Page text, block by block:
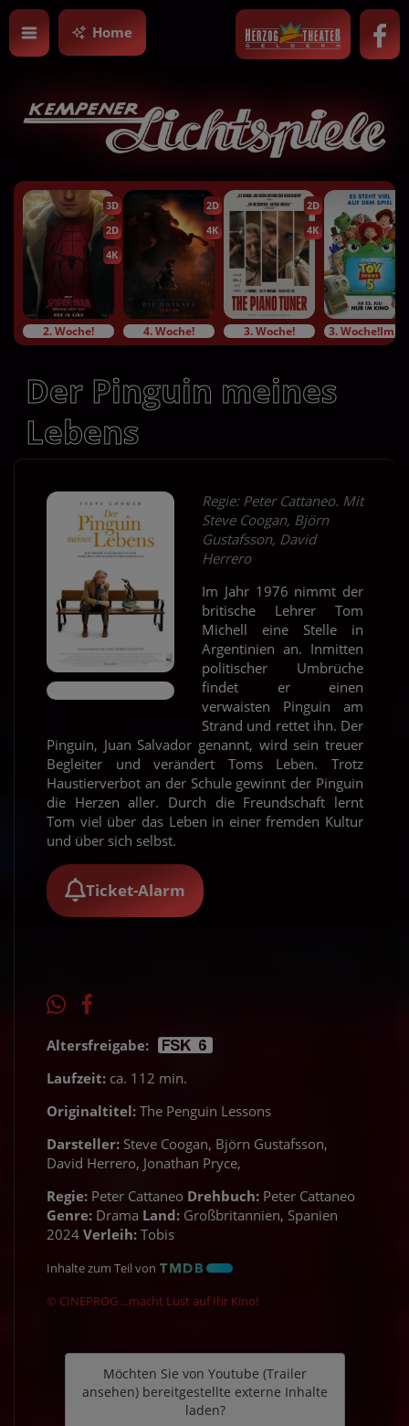
Home
3D
2D
4K
2. Woche!
2D
4K
4. Woche!
2D
4K
3. Woche!
Der Pinguin meines
Lebens
Regie: Peter Cattaneo. Mit
Steve Coogan, Björn
Gustafsson, David
Herrero
Im Jahr 1976 nimmt der
britische Lehrer Tom
Michell eine Stelle in
Argentinien an. Inmitten
politischer Umbrüche
findet er einen
verwaisten Pinguin am
Strand und rettet ihn. Der
Pinguin, Juan Salvador genannt, wird sein treuer
Begleiter und verändert Toms Leben. Trotz
Haustierverbot an der Schule gewinnt der Pinguin
die Herzen aller. Durch die Freundschaft lernt
Tom viel über das Leben in einer fremden Kultur
und über sich selbst.
Ticket-Alarm
Altersfreigabe:
Laufzeit: ca. 112 min.
Originaltitel: The Penguin Lessons
Darsteller: Steve Coogan, Björn Gustafsson,
David Herrero, Jonathan Pryce,
Regie: Peter Cattaneo Drehbuch: Peter Cattaneo
Genre: Drama Land: Großbritannien, Spanien
2024 Verleih: Tobis
Inhalte zum Teil von
© CINEPROG ...macht Lust auf Ihr Kino!
Möchten Sie von Youtube (Trailer
ansehen) bereitgestellte externe Inhalte
laden?